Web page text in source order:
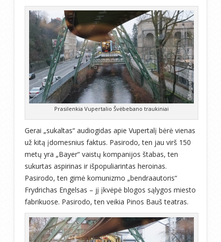
Prasilenkia Vupertalio Švėbebano traukiniai
Gerai „sukaltas“ audiogidas apie Vupertalį bėrė vienas
už kitą įdomesnius faktus. Pasirodo, ten jau virš 150
metų yra „Bayer“ vaistų kompanijos štabas, ten
sukurtas aspirinas ir išpopuliarintas heroinas.
Pasirodo, ten gimė komunizmo „bendraautoris“
Frydrichas Engelsas – jį įkvėpė blogos sąlygos miesto
fabrikuose. Pasirodo, ten veikia Pinos Bauš teatras.